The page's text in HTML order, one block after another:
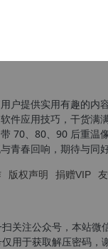
户提供实用有趣的内
件应用技巧，干货满
70、80、90 后重温
青春回响，期待与同
版权声明 捐赠VIP
关注公众号，本站微
用于获取解压密码，